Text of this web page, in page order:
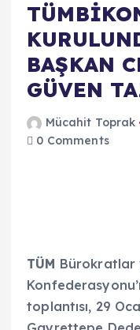
BAŞKAN
GÜVEN
Mücahit Toprak
0 Comments
TÜM Bürokratlar
toplantısı, 29